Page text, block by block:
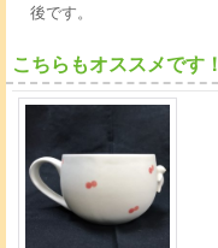
後です。
こちらもオススメです！